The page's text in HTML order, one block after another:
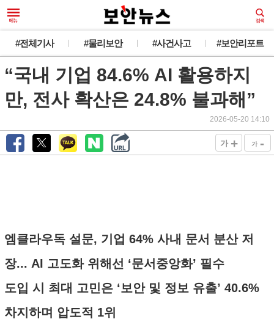
#전체기사 #물리보안 #사건사고 #보안리포트
“국내 기업 84.6% AI 활용하지
만, 전사 확산은 24.8% 불과해”
2026-05-20 14:10
가 + 가 -
엠클라우독 설문, 기업 64% 사내 문서 분산 저
장... AI 고도화 위해선 ‘문서중앙화’ 필수
도입 시 최대 고민은 ‘보안 및 정보 유출’ 40.6%
차지하며 압도적 1위